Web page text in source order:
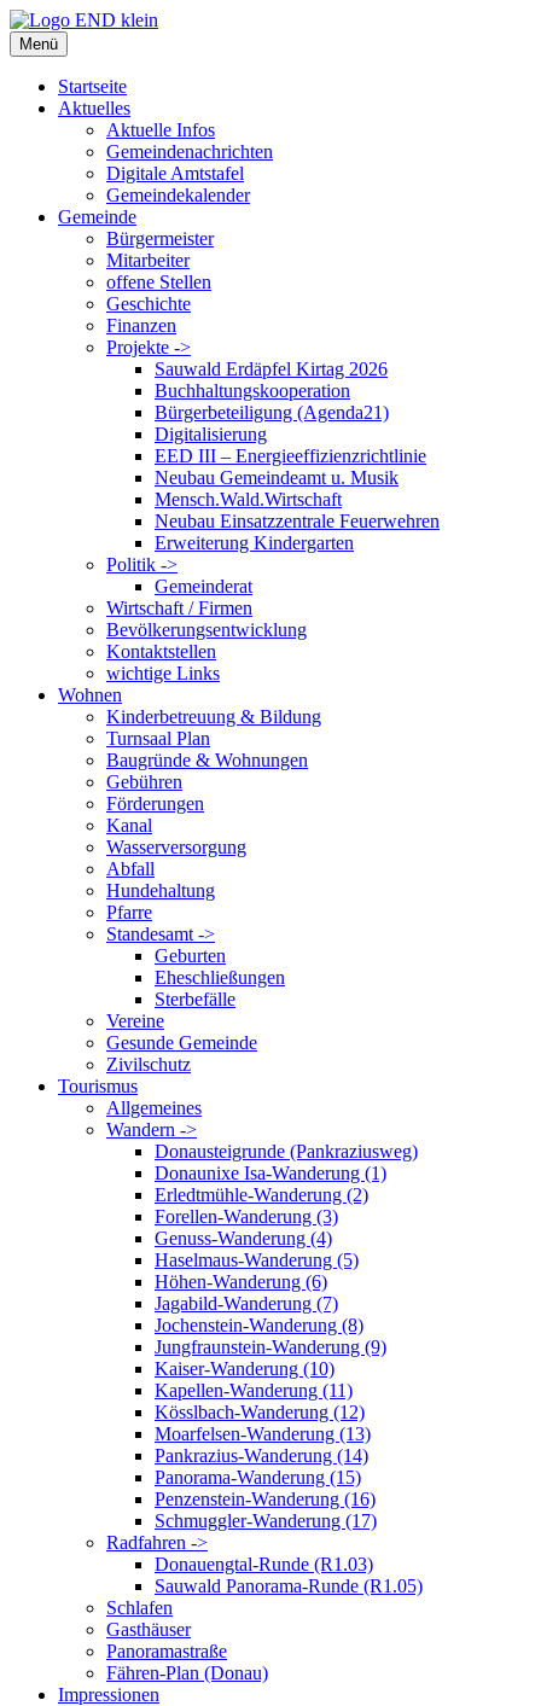
Zum
Inhalt
springen
Menü
Startseite
Aktuelles
Aktuelle Infos
Gemeindenachrichten
Digitale Amtstafel
Gemeindekalender
Gemeinde
Bürgermeister
Mitarbeiter
offene Stellen
Geschichte
Finanzen
Projekte ->
Sauwald Erdäpfel Kirtag 2026
Buchhaltungskooperation
Bürgerbeteiligung (Agenda21)
Digitalisierung
EED III – Energieeffizienzrichtlinie
Neubau Gemeindeamt u. Musik
Mensch.Wald.Wirtschaft
Neubau Einsatzzentrale Feuerwehren
Erweiterung Kindergarten
Politik ->
Gemeinderat
Wirtschaft / Firmen
Bevölkerungsentwicklung
Kontaktstellen
wichtige Links
Wohnen
Kinderbetreuung & Bildung
Turnsaal Plan
Baugründe & Wohnungen
Gebühren
Förderungen
Kanal
Wasserversorgung
Abfall
Hundehaltung
Pfarre
Standesamt ->
Geburten
Eheschließungen
Sterbefälle
Vereine
Gesunde Gemeinde
Zivilschutz
Tourismus
Allgemeines
Wandern ->
Donausteigrunde (Pankraziusweg)
Donaunixe Isa-Wanderung (1)
Erledtmühle-Wanderung (2)
Forellen-Wanderung (3)
Genuss-Wanderung (4)
Haselmaus-Wanderung (5)
Höhen-Wanderung (6)
Jagabild-Wanderung (7)
Jochenstein-Wanderung (8)
Jungfraunstein-Wanderung (9)
Kaiser-Wanderung (10)
Kapellen-Wanderung (11)
Kösslbach-Wanderung (12)
Moarfelsen-Wanderung (13)
Pankrazius-Wanderung (14)
Panorama-Wanderung (15)
Penzenstein-Wanderung (16)
Schmuggler-Wanderung (17)
Radfahren ->
Donauengtal-Runde (R1.03)
Sauwald Panorama-Runde (R1.05)
Schlafen
Gasthäuser
Panoramastraße
Fähren-Plan (Donau)
Impressionen